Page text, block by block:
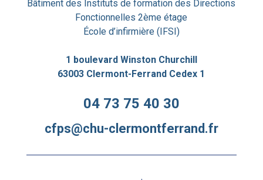
Bâtiment des Instituts de formation des Directions
Fonctionnelles 2ème étage
École d’infirmière (IFSI)
1 boulevard Winston Churchill
63003 Clermont-Ferrand Cedex 1
04 73 75 40 30
cfps@chu-clermontferrand.fr